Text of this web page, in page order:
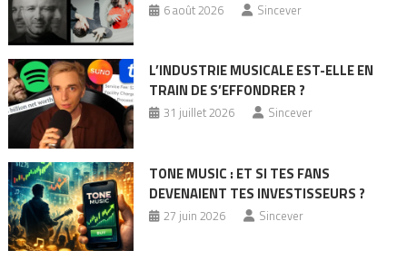
6 août 2026 Sincever
L’INDUSTRIE MUSICALE EST-ELLE EN
TRAIN DE S’EFFONDRER ?
31 juillet 2026 Sincever
TONE MUSIC : ET SI TES FANS
DEVENAIENT TES INVESTISSEURS ?
27 juin 2026 Sincever